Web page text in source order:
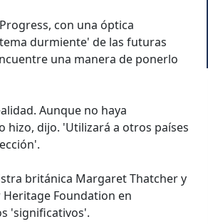
con una óptica
durmiente' de las futuras
una manera de ponerlo
Aunque no haya
hizo, dijo. 'Utilizará a otros países
británica Margaret Thatcher y
Foundation en
'significativos'.